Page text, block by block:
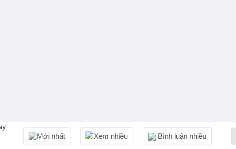
Mới nhất Xem nhiều Bình luận nhiều